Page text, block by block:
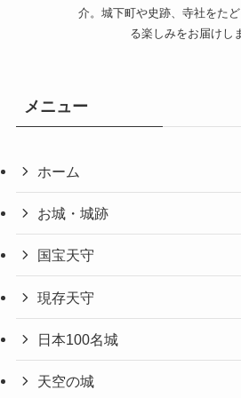
介。城下町や史跡、寺社をた
る楽しみをお届けし
メニュー
ホーム
お城・城跡
国宝天守
現存天守
日本100名城
天空の城